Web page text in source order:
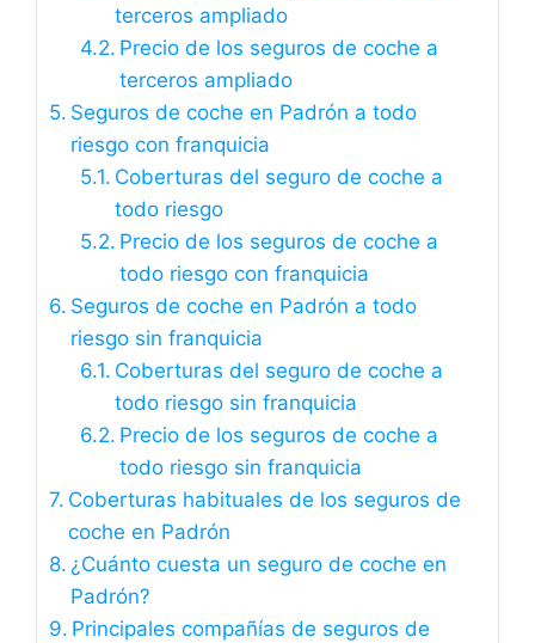
terceros ampliado
Precio de los seguros de coche a
terceros ampliado
Seguros de coche en Padrón a todo
riesgo con franquicia
Coberturas del seguro de coche a
todo riesgo
Precio de los seguros de coche a
todo riesgo con franquicia
Seguros de coche en Padrón a todo
riesgo sin franquicia
Coberturas del seguro de coche a
todo riesgo sin franquicia
Precio de los seguros de coche a
todo riesgo sin franquicia
Coberturas habituales de los seguros de
coche en Padrón
¿Cuánto cuesta un seguro de coche en
Padrón?
Principales compañías de seguros de